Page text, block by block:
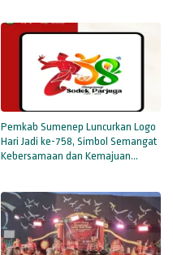
Pemkab Sumenep Luncurkan Logo
Hari Jadi ke-758, Simbol Semangat
Kebersamaan dan Kemajuan